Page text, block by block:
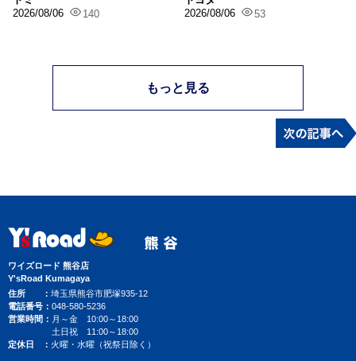
2026/08/06
140
2026/08/06
53
もっと見る
ワイズロード 熊谷店
Y'sRoad Kumagaya
住所
埼玉県熊谷市肥塚935-12
電話番号
048-580-5236
営業時間
月～金 10:00～18:00
土日祝 11:00～18:00
定休日
火曜・水曜（祝祭日除く）